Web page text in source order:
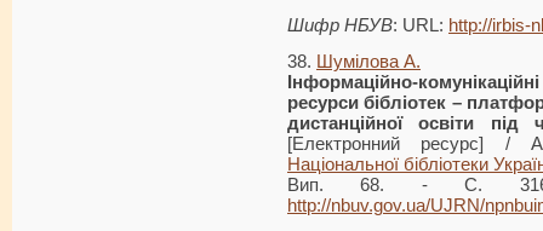
Шифр НБУВ: URL: http://irbis-
38. Шумілова А.
Інформаційно-
ресурси бібліотек –
дистанційної освіти
[Електронний ресурс]
Національної бібліотеки
Вип. 68. - С. 316-
http://nbuv.gov.ua/UJRN/